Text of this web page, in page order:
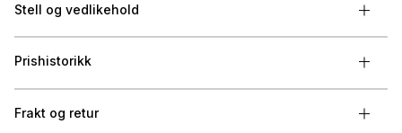
Stell og vedlikehold
Prishistorikk
Frakt og retur